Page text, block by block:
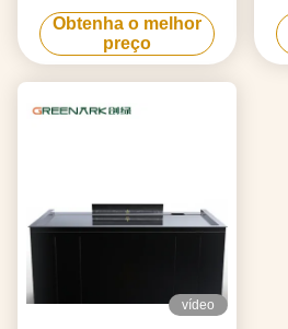
Teppanyaki feita sob medida
com design livre Fornecedor
confiável de equipamentos
de churrasco Hibachi
Obtenha o melhor
preço
vídeo